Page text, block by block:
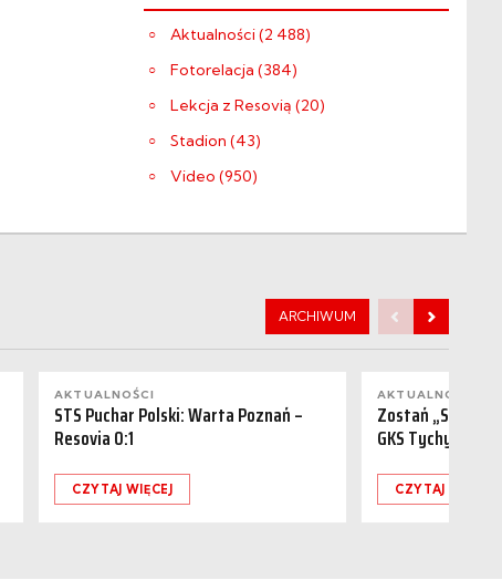
Aktualności (2 488)
Fotorelacja (384)
Lekcja z Resovią (20)
Stadion (43)
Video (950)
ARCHIWUM
AKTUALNOŚCI
STS Puchar Polski: Warta Poznań –
Resovia 0:1
CZYTAJ WIĘCEJ
AKTUALNOŚCI
Zostań
GKS Tychy
CZYTAJ WIĘCEJ